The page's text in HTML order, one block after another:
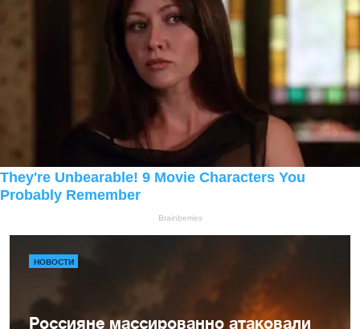
НОВОСТИ
Россияне массированно атаковали